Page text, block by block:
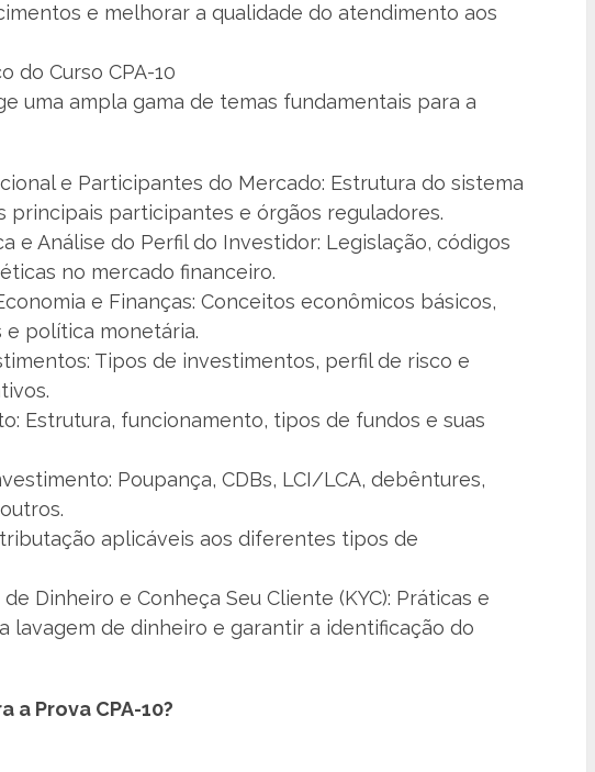
e melhorar a qualidade do atendimento aos
do Curso CPA-10
uma ampla gama de temas fundamentais para a
e Participantes do Mercado: Estrutura do sistema
principais participantes e órgãos reguladores.
e Análise do Perfil do Investidor: Legislação, códigos
no mercado financeiro.
e Finanças: Conceitos econômicos básicos,
e política monetária.
Tipos de investimentos, perfil de risco e
Estrutura, funcionamento, tipos de fundos e suas
Poupança, CDBs, LCI/LCA, debêntures,
aplicáveis aos diferentes tipos de
Dinheiro e Conheça Seu Cliente (KYC): Práticas e
lavagem de dinheiro e garantir a identificação do
a Prova CPA-10?